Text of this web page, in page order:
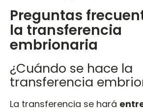
Preguntas
la transferencia
embrionaria
¿Cuándo se hace la
transferencia
La transferencia se hará